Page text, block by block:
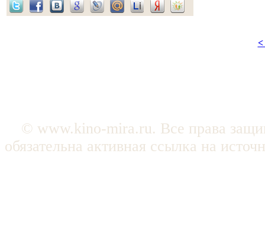
© www.kino-mira.ru. Все права
обязательна активная ссылка на